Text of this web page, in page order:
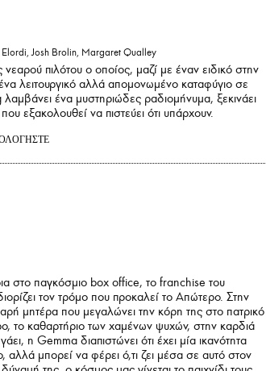
Josh Brolin, Margaret Qualley
πιλότου ο οποίος, μαζί με έναν ειδικό στην
λειτουργικό αλλά απομονωμένο καταφύγιο σε
ένα μυστηριώδες ραδιομήνυμα, ξεκινάει
εξακολουθεί να πιστεύει ότι υπάρχουν.
στο παγκόσμιο box office, το franchise του
τον τρόμο που προκαλεί το Απώτερο. Στην
μητέρα που μεγαλώνει την κόρη της στο πατρικό
το καθαρτήριο των χαμένων ψυχών, στην καρδιά
η Gemma διαπιστώνει ότι έχει μία ικανότητα
μπορεί να φέρει ό,τι ζει μέσα σε αυτό στον